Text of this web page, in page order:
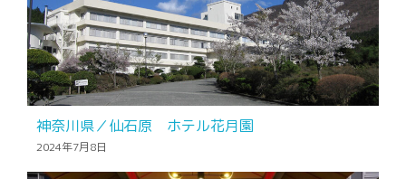
神奈川県／仙石原 ホテル花月園
2024年7月8日